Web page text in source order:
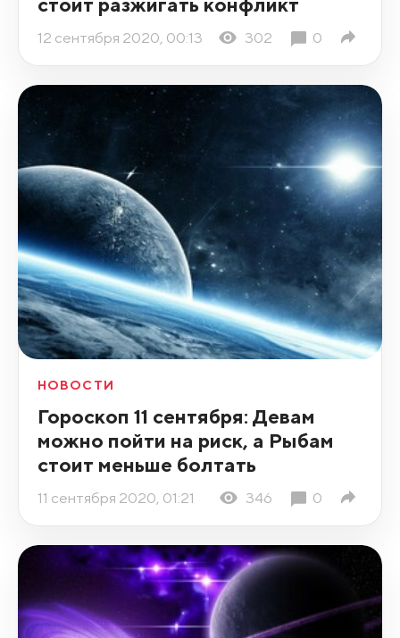
12 сентября 2020, 00:13 302 0
НОВОСТИ
Гороскоп 11 сентября: Девам
можно пойти на риск, а Рыбам
стоит меньше болтать
11 сентября 2020, 01:21 346 0